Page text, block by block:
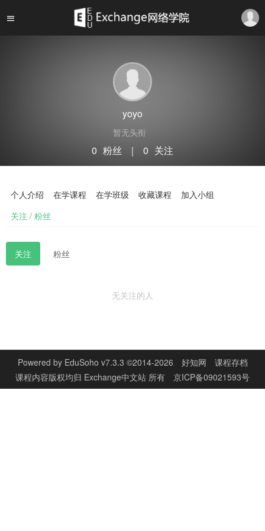
yoyo
暂无头衔
0 粉丝 ｜ 0 关注
个人介绍
在学课程 在学班级 收藏课程
加入小组
关注 / 粉丝
关注 粉丝
无关注的人
Powered by EduSoho v7.3.3 ©2014-2026 好知网
课程存档
课程内容版权均归 Exchange中文站 所有 京ICP备09021593号